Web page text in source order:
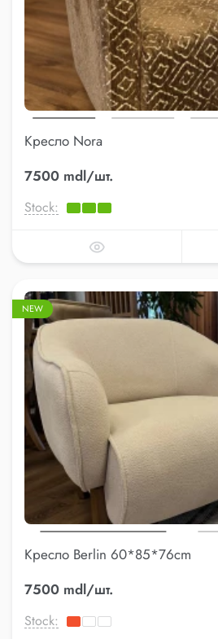
Кресло Nora
7500 mdl/шт.
Stock:
NEW
Кресло Berlin 60*85*76cm
7500 mdl/шт.
Stock: